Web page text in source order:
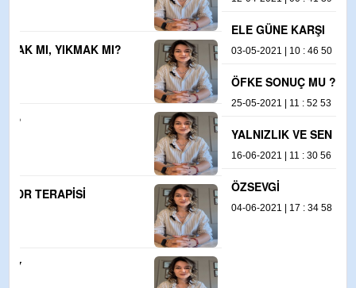
03-05-2021 | 10 : 46 50
ÖZSEVGİ